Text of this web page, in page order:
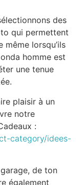
des
qui permettent
même lorsqu’ils
homme est
une tenue
plaisir à un
notre
:
category/idees-
de ton
également